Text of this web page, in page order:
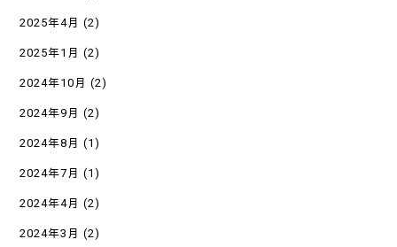
2025年4月 (2)
2025年1月 (2)
2024年10月 (2)
2024年9月 (2)
2024年8月 (1)
2024年7月 (1)
2024年4月 (2)
2024年3月 (2)